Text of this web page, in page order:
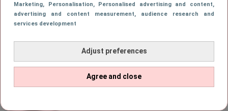
Marketing, Personalisation, Personalised advertising and content,
advertising and content measurement, audience research and
services development
Adjust preferences
Agree and close
FILMS & SERIES
Het spannende vervolg: seizoen twee
van Black Doves is in aantocht
FASHION
Score! Deze body van HEMA is perfect